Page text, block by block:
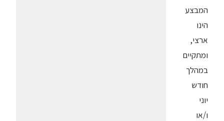
המבצע
הינו
ארצי,
ומתקיים
במהלך
חודש
יוני
ו/או